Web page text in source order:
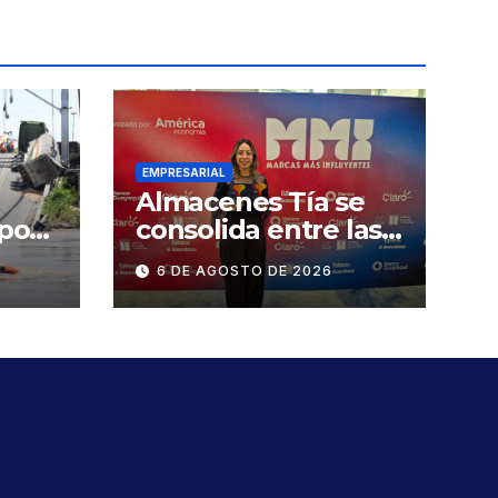
EMPRESARIAL
Almacenes Tía se
consolida entre las
marcas más
influyentes del
Ecuador
6 DE AGOSTO DE 2026